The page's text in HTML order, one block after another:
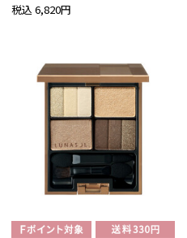
税込 6,820円